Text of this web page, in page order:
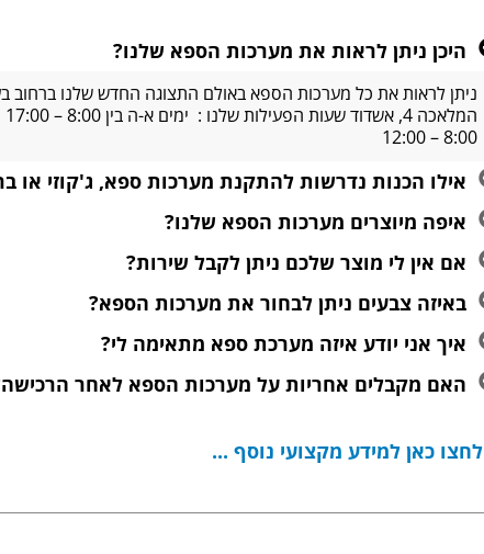
היכן ניתן לראות את מערכות הספא שלנו?
ניתן לראות את כל מערכות הספא באולם התצוגה החדש שלנו ברחוב
8:00 – 12:00
אילו הכנות נדרשות להתקנת מערכות ספא, ג'קוזי או
איפה מיוצרים מערכות הספא שלנו?
אם אין לי מוצר שלכם ניתן לקבל שירות?
באיזה צבעים ניתן לבחור את מערכות הספא?
איך אני יודע איזה מערכת ספא מתאימה לי?
האם מקבלים אחריות על מערכות הספא לאחר
לחצו כאן למידע מקצועי נוסף ...